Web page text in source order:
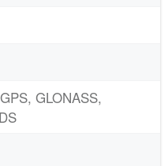
GLONASS,